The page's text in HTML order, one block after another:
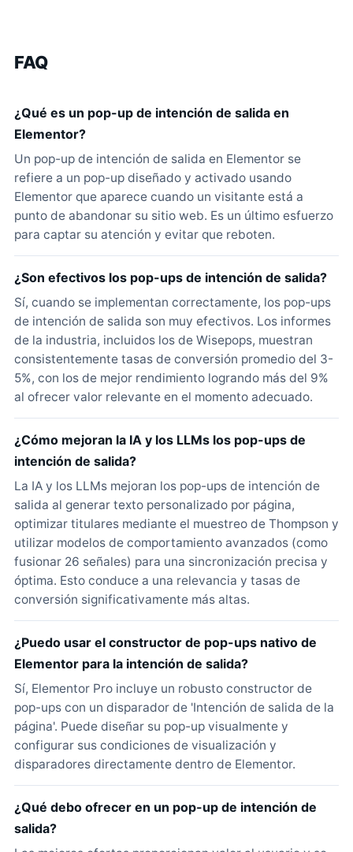
FAQ
¿Qué es un pop-up de intención de salida en
Elementor?
Un pop-up de intención de salida en Elementor se
refiere a un pop-up diseñado y activado usando
Elementor que aparece cuando un visitante está a
punto de abandonar su sitio web. Es un último esfuerzo
para captar su atención y evitar que reboten.
¿Son efectivos los pop-ups de intención de salida?
Sí, cuando se implementan correctamente, los pop-ups
de intención de salida son muy efectivos. Los informes
de la industria, incluidos los de Wisepops, muestran
consistentemente tasas de conversión promedio del 3-
5%, con los de mejor rendimiento logrando más del 9%
al ofrecer valor relevante en el momento adecuado.
¿Cómo mejoran la IA y los LLMs los pop-ups de
intención de salida?
La IA y los LLMs mejoran los pop-ups de intención de
salida al generar texto personalizado por página,
optimizar titulares mediante el muestreo de Thompson y
utilizar modelos de comportamiento avanzados (como
fusionar 26 señales) para una sincronización precisa y
óptima. Esto conduce a una relevancia y tasas de
conversión significativamente más altas.
¿Puedo usar el constructor de pop-ups nativo de
Elementor para la intención de salida?
Sí, Elementor Pro incluye un robusto constructor de
pop-ups con un disparador de 'Intención de salida de la
página'. Puede diseñar su pop-up visualmente y
configurar sus condiciones de visualización y
disparadores directamente dentro de Elementor.
¿Qué debo ofrecer en un pop-up de intención de
salida?